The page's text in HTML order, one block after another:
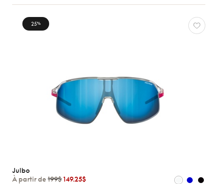
25%
Julbo
À partir de 199$149.25$